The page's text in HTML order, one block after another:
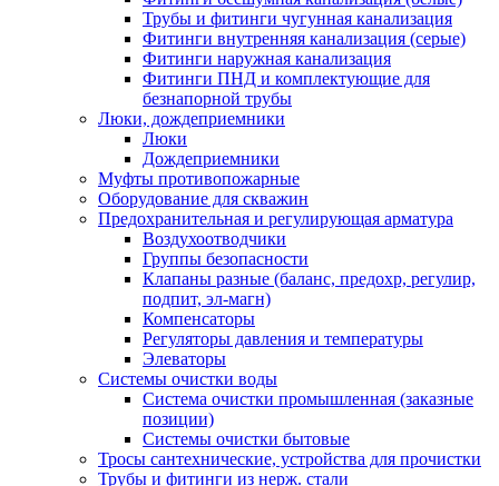
Трубы и фитинги чугунная канализация
Фитинги внутренняя канализация (серые)
Фитинги наружная канализация
Фитинги ПНД и комплектующие для
безнапорной трубы
Люки, дождеприемники
Люки
Дождеприемники
Муфты противопожарные
Оборудование для скважин
Предохранительная и регулирующая арматура
Воздухоотводчики
Группы безопасности
Клапаны разные (баланс, предохр, регулир,
подпит, эл-магн)
Компенсаторы
Регуляторы давления и температуры
Элеваторы
Системы очистки воды
Система очистки промышленная (заказные
позиции)
Системы очистки бытовые
Тросы сантехнические, устройства для прочистки
Трубы и фитинги из нерж. стали